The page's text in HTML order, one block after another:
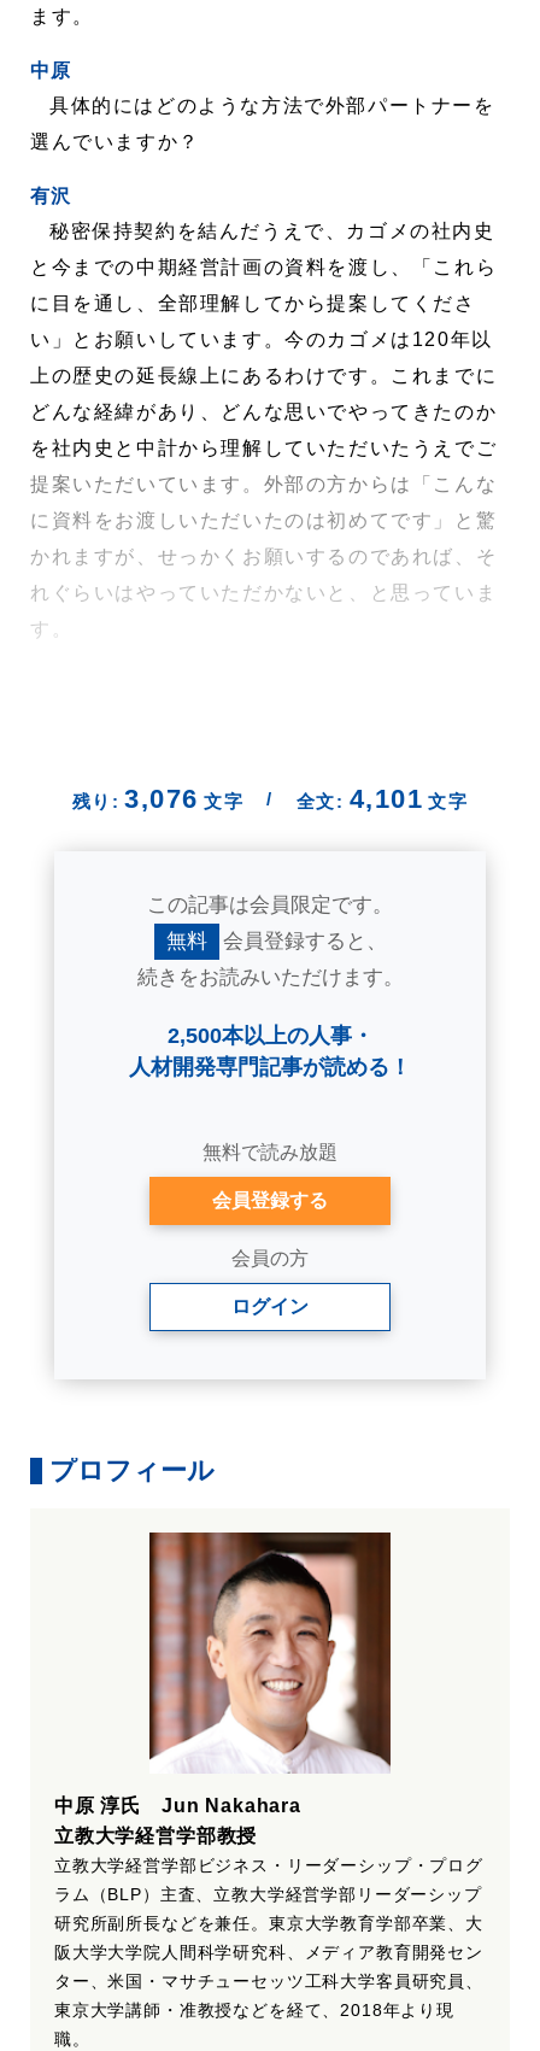
ます。
中原
具体的にはどのような方法で外部パートナーを
選んでいますか？
有沢
秘密保持契約を結んだうえで、カゴメの社内史
と今までの中期経営計画の資料を渡し、「これら
に目を通し、全部理解してから提案してくださ
い」とお願いしています。今のカゴメは120年以
上の歴史の延長線上にあるわけです。これまでに
どんな経緯があり、どんな思いでやってきたのか
を社内史と中計から理解していただいたうえでご
提案いただいています。外部の方からは「こんな
に資料をお渡しいただいたのは初めてです」と驚
かれますが、せっかくお願いするのであれば、そ
れぐらいはやっていただかないと、と思っていま
す。
残り: 3,076 文字 / 全文: 4,101 文字
この記事は会員限定です。
無料
会員登録すると、
続きをお読みいただけます。
2,500本以上の人事・
人材開発専門記事が読める！
無料で読み放題
会員登録する
会員の方
ログイン
プロフィール
中原 淳氏 Jun Nakahara
立教大学経営学部教授
立教大学経営学部ビジネス・リーダーシップ・プログ
ラム（BLP）主査、立教大学経営学部リーダーシップ
研究所副所長などを兼任。東京大学教育学部卒業、大
阪大学大学院人間科学研究科、メディア教育開発セン
ター、米国・マサチューセッツ工科大学客員研究員、
東京大学講師・准教授などを経て、2018年より現
職。